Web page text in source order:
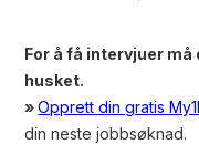
For å få intervjuer
husket.
»Opprett din gratis
din neste jobbsøknad.